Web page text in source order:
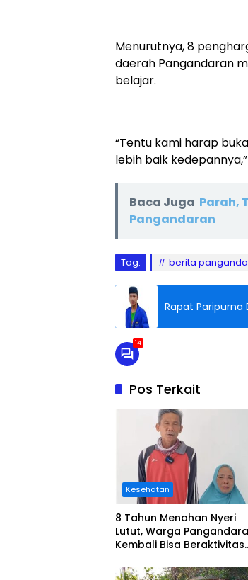
Menurutnya, 8
daerah Pangandaran
belajar.
“Tentu kami harap
lebih baik
Baca Juga Parah,
Pangandaran
Tag: berita
Rapat Paripurna
14
Pos Terkait
Kesehatan
8 Tahun Menahan Nyeri
Lutut, Warga
Kembali Bisa Beraktivitas
Ditanggung BPJS